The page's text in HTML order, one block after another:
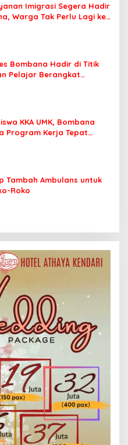
Imigrasi Segera Hadir
Warga Tak Perlu Lagi ke
Bombana Hadir di Titik
Pelajar Berangkat
KKA UMK, Bombana
Program Kerja Tepat
Tambah Ambulans untuk
Roko